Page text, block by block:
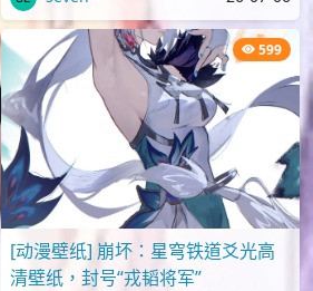
599
[动漫壁纸] 崩坏：星穹铁道爻光高
清壁纸，封号“戎韬将军”